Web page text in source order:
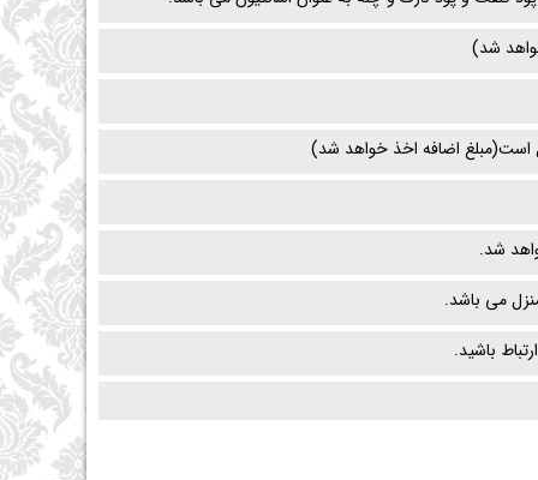
شد)
است(مبلغ اضافه اخذ خواهد شد)
شد.
می باشد.
باشید.